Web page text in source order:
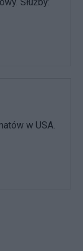
w USA.